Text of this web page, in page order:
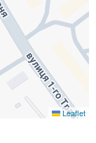
Leaflet